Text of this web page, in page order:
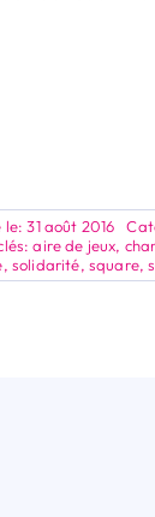
le: 31 août 2016
aire de jeux,
, solidarité, square,